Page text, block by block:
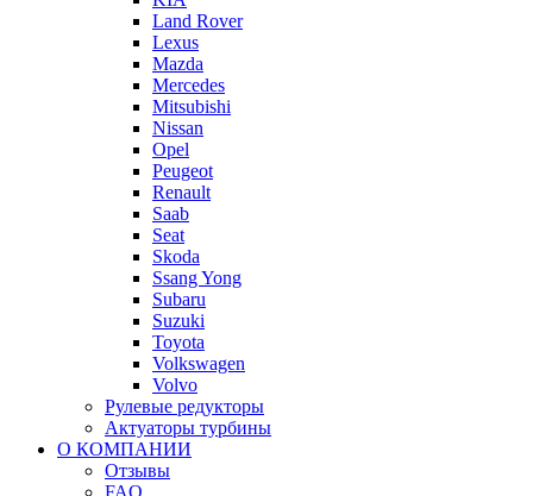
Land Rover
Lexus
Mazda
Mercedes
Mitsubishi
Nissan
Opel
Peugeot
Renault
Saab
Seat
Skoda
Ssang Yong
Subaru
Suzuki
Toyota
Volkswagen
Volvo
Рулевые редукторы
Актуаторы турбины
О КОМПАНИИ
Отзывы
FAQ